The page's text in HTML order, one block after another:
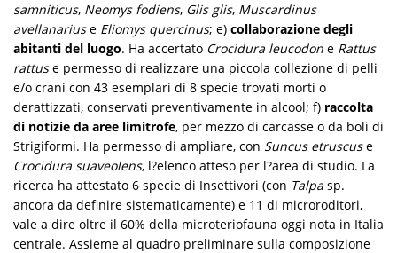
samniticus, Neomys fodiens, Glis glis, Muscardinus
avellanariuse Eliomys quercinus; e) collaborazione degli
abitanti del luogo. Ha accertato Crocidura leucodon e Rattus
rattuse permesso di realizzare una piccola collezione di pelli
e/o crani con 43 esemplari di 8 specie trovati morti o
derattizzati, conservati preventivamente in alcool; f) raccolta
di notizie da aree limitrofe, per mezzo di carcasse o da boli di
Strigiformi. Ha permesso di ampliare, con Suncus etruscuse
Crocidura suaveolens, l?elenco atteso per l?area di studio. La
ricerca ha attestato 6 specie di Insettivori (con Talpa sp.
ancora da definire sistematicamente) e 11 di microroditori,
vale a dire oltre il 60% della microteriofauna oggi nota in Italia
centrale. Assieme al quadro preliminare sulla composizione